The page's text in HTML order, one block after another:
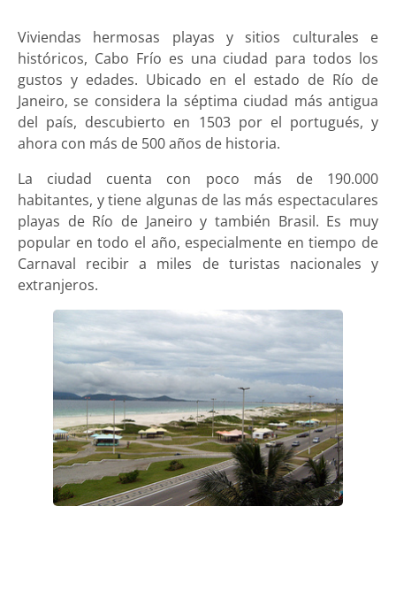
Viviendas hermosas playas y sitios culturales e
históricos, Cabo Frío es una ciudad para todos los
gustos y edades. Ubicado en el estado de Río de
Janeiro, se considera la séptima ciudad más antigua
del país, descubierto en 1503 por el portugués, y
ahora con más de 500 años de historia.
La ciudad cuenta con poco más de 190.000
habitantes, y tiene algunas de las más espectaculares
playas de Río de Janeiro y también Brasil. Es muy
popular en todo el año, especialmente en tiempo de
Carnaval recibir a miles de turistas nacionales y
extranjeros.